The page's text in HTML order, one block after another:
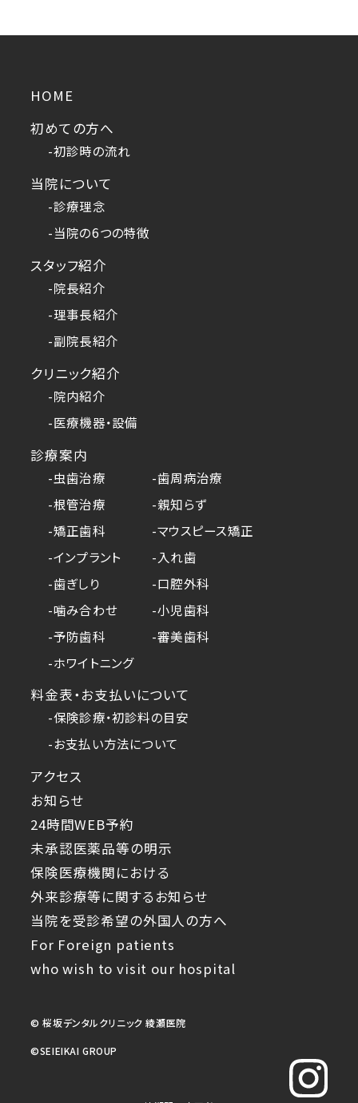
HOME
初めての方へ
-初診時の流れ
当院について
-診療理念
-当院の6つの特徴
スタッフ紹介
-院長紹介
-理事長紹介
-副院長紹介
クリニック紹介
-院内紹介
-医療機器・設備
診療案内
-虫歯治療
-根管治療
-矯正歯科
-インプラント
-歯ぎしり
-噛み合わせ
-予防歯科
-ホワイトニング
-歯周病治療
-親知らず
-マウスピース矯正
-入れ歯
-口腔外科
-小児歯科
-審美歯科
料金表・お支払いについて
-保険診療・初診料の目安
-お支払い方法について
アクセス
お知らせ
24時間WEB予約
未承認医薬品等の明示
保険医療機関における
外来診療等に関するお知らせ
当院を受診希望の外国人の方へ
For Foreign patients
who wish to visit our hospital
© 桜坂デンタルクリニック 綾瀬医院
©︎SEIEIKAI GROUP